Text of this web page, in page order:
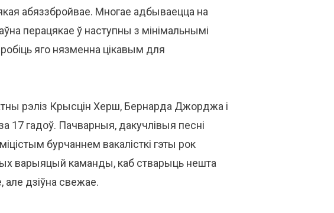
абяззбройвае. Многае адбываецца на
перацякае ў наступны з мінімальнымі
яго нязменна цікавым для
рэліз Крысцін Херш, Бернарда Джорджа і
17 гадоў. Пачварныя, дакучлівыя песні
бурчаннем вакалісткі гэты рок
варыяцый каманды, каб стварыць нешта
але дзіўна свежае.